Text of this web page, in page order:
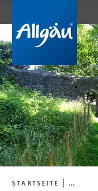
STARTSEITE ...